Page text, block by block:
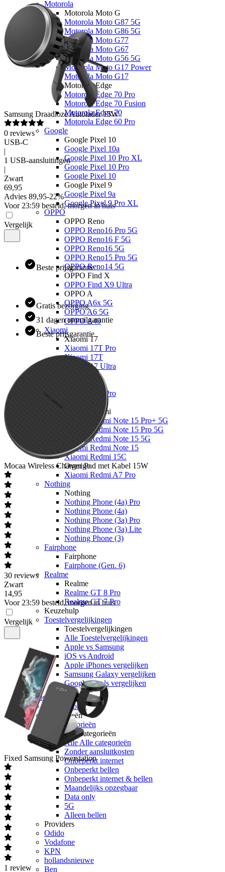
Motorola
Motorola Moto G
Motorola Moto G87 5G
Motorola Moto G86 5G
Motorola Moto G77
Motorola Moto G67
Motorola Moto G56 5G
Motorola Moto G17 Power
Motorola Moto G17
Motorola Edge
Motorola Edge 70 Pro
Motorola Edge 70 Fusion
Motorola Edge 70
Motorola Edge 60 Pro
Google
Google Pixel 10
Google Pixel 10a
Google Pixel 10 Pro XL
Google Pixel 10 Pro
Google Pixel 10
Google Pixel 9
Google Pixel 9a
Google Pixel 9 Pro XL
OPPO
OPPO Reno
OPPO Reno16 Pro 5G
OPPO Reno16 F 5G
OPPO Reno16 5G
OPPO Reno15 Pro 5G
OPPO Reno14 5G
OPPO Find X
OPPO Find X9 Ultra
OPPO A
OPPO A6x 5G
OPPO A6 5G
OPPO A40
Xiaomi
Xiaomi 17
Xiaomi 17T Pro
Xiaomi 17T
Xiaomi 17 Ultra
Xiaomi 15T Pro
Xiaomi Redmi
Xiaomi Redmi Note 15 Pro+ 5G
Xiaomi Redmi Note 15 Pro 5G
Xiaomi Redmi Note 15 5G
Xiaomi Redmi Note 15
Xiaomi Redmi 15C
Overige
Xiaomi Redmi A7 Pro
Nothing
Nothing
Nothing Phone (4a) Pro
Nothing Phone (4a)
Nothing Phone (3a) Pro
Nothing Phone (3a) Lite
Nothing Phone (3)
Fairphone
Fairphone
Fairphone (Gen. 6)
Realme
Realme
Realme GT 8 Pro
Realme GT 7 Pro
Keuzehulp
Toestelvergelijkingen
Toestelvergelijkingen
Alle Toestelvergelijkingen
Apple vs Samsung
iOS vs Android
Apple iPhones vergelijken
Samsung Galaxy vergelijken
Google Pixels vergelijken
Sim only
Alle sim only
Categorieën
Alle categorieën
Alle categorieën
Alle Alle categorieën
Zonder aansluitkosten
Onbeperkt internet
Onbeperkt bellen
Onbeperkt internet & bellen
Maandelijks opzegbaar
Data only
5G
Alleen bellen
Providers
Odido
Vodafone
KPN
hollandsnieuwe
Ben
Samsung Draadloze Autolader 15W
0 reviews
USB-C
|
1 USB-aansluitingen
|
Zwart
69,95
Advies 89,95-22%
Voor 23:59 besteld, morgen in huis
Vergelijk
Beste prijsgarantie
Gratis bezorging
31 dagen omruilgarantie
Beste prijsgarantie
Mocaa Wireless Charger Pad met Kabel 15W
30 reviews
Zwart
14,95
Voor 23:59 besteld, morgen in huis
Vergelijk
Fixed Samsung Powerstation
1 review